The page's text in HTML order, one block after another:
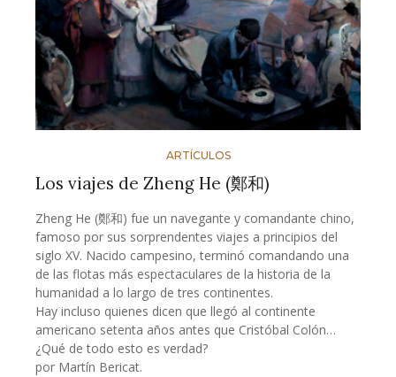
ARTÍCULOS
Los viajes de Zheng He (鄭和)
Zheng He (鄭和) fue un navegante y comandante chino,
famoso por sus sorprendentes viajes a principios del
siglo XV. Nacido campesino, terminó comandando una
de las flotas más espectaculares de la historia de la
humanidad a lo largo de tres continentes.
Hay incluso quienes dicen que llegó al continente
americano setenta años antes que Cristóbal Colón…
¿Qué de todo esto es verdad?
por Martín Bericat.